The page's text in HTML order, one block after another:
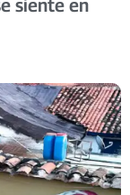
siente en